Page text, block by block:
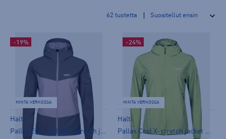
62 tuotetta
-19%
HINTA VERKOSSA
Halti
Pallas Evo hooded X-stretch jacket W - naisten stretch-takki
-24%
HINTA VERKOSSA
Halti
Pallas Cool X-stretch jacket W - naisten stretch-takki